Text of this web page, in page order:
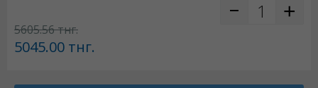
5605.56тнг.
5045.00 тнг.